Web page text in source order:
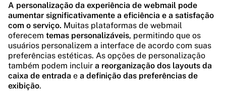
A personalização da experiência de webmail pode
aumentar significativamente a eficiência e a satisfação
com o serviço. Muitas plataformas de webmail
oferecem temas personalizáveis, permitindo que os
usuários personalizem a interface de acordo com suas
preferências estéticas. As opções de personalização
também podem incluir a reorganização dos layouts da
caixa de entrada e a definição das preferências de
exibição.